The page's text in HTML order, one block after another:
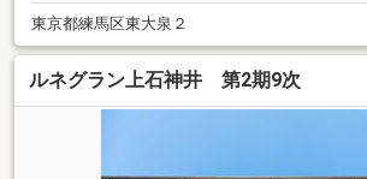
東京都練馬区東大泉２
ルネグラン上石神井 第2期9次